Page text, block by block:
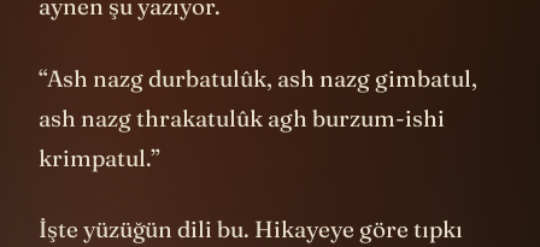
aynen şu yazıyor.
“Ash nazg durbatulûk, ash nazg gimbatul,
ash nazg thrakatulûk agh burzum-ishi
krimpatul.”